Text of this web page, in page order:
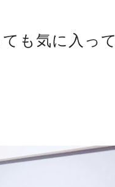
も気に入っ